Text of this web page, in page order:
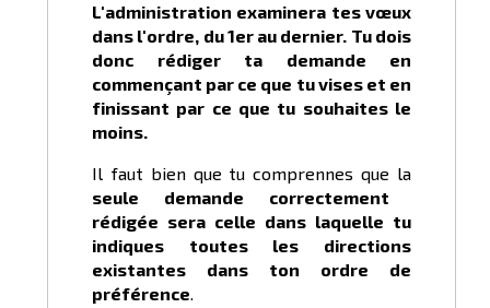
L'administration examinera tes vœux
dans l'ordre, du 1er au dernier. Tu dois
donc rédiger ta demande en
commençant par ce que tu vises et en
finissant par ce que tu souhaites le
moins.
Il faut bien que tu comprennes que la
seule demande correctement
rédigée sera celle dans laquelle tu
indiques toutes les directions
existantes dans ton ordre de
préférence.